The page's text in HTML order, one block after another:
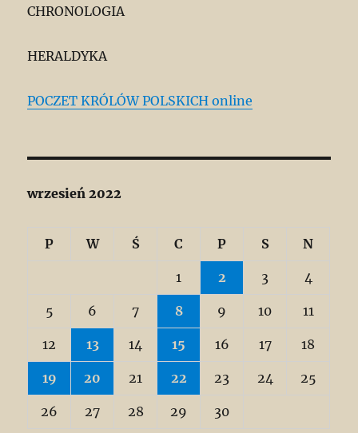
CHRONOLOGIA
HERALDYKA
POCZET KRÓLÓW POLSKICH online
wrzesień 2022
P W Ś C P S N
1 2 3 4
5 6 7 8 9 10 11
12 13 14 15 16 17 18
19 20 21 22 23 24 25
26 27 28 29 30